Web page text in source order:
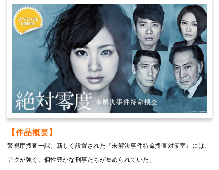
【作品概要】
警視庁捜査一課。新しく設置された『未解決事件特命捜査対策室』には、
アクが強く、個性豊かな刑事たちが集められていた。